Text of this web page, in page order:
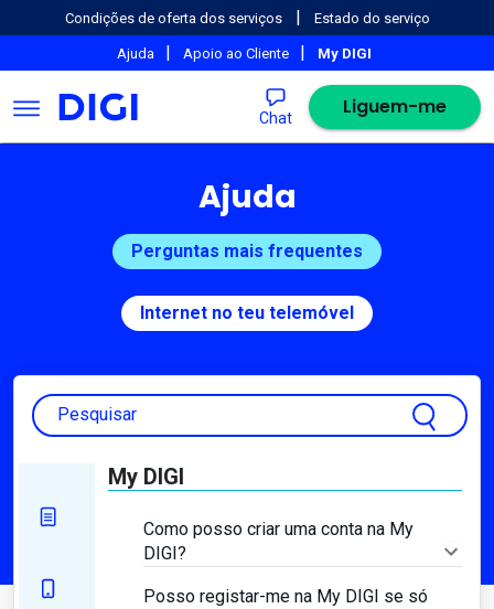
Condições de oferta dos serviços | Estado do serviço
Ajuda | Apoio ao Cliente | My DIGI
Chat Liguem-me
Ajuda
Perguntas mais frequentes
Internet no teu telemóvel
Pesquisar
My DIGI
Como posso criar uma conta na My
DIGI?
Posso registar-me na My DIGI se só